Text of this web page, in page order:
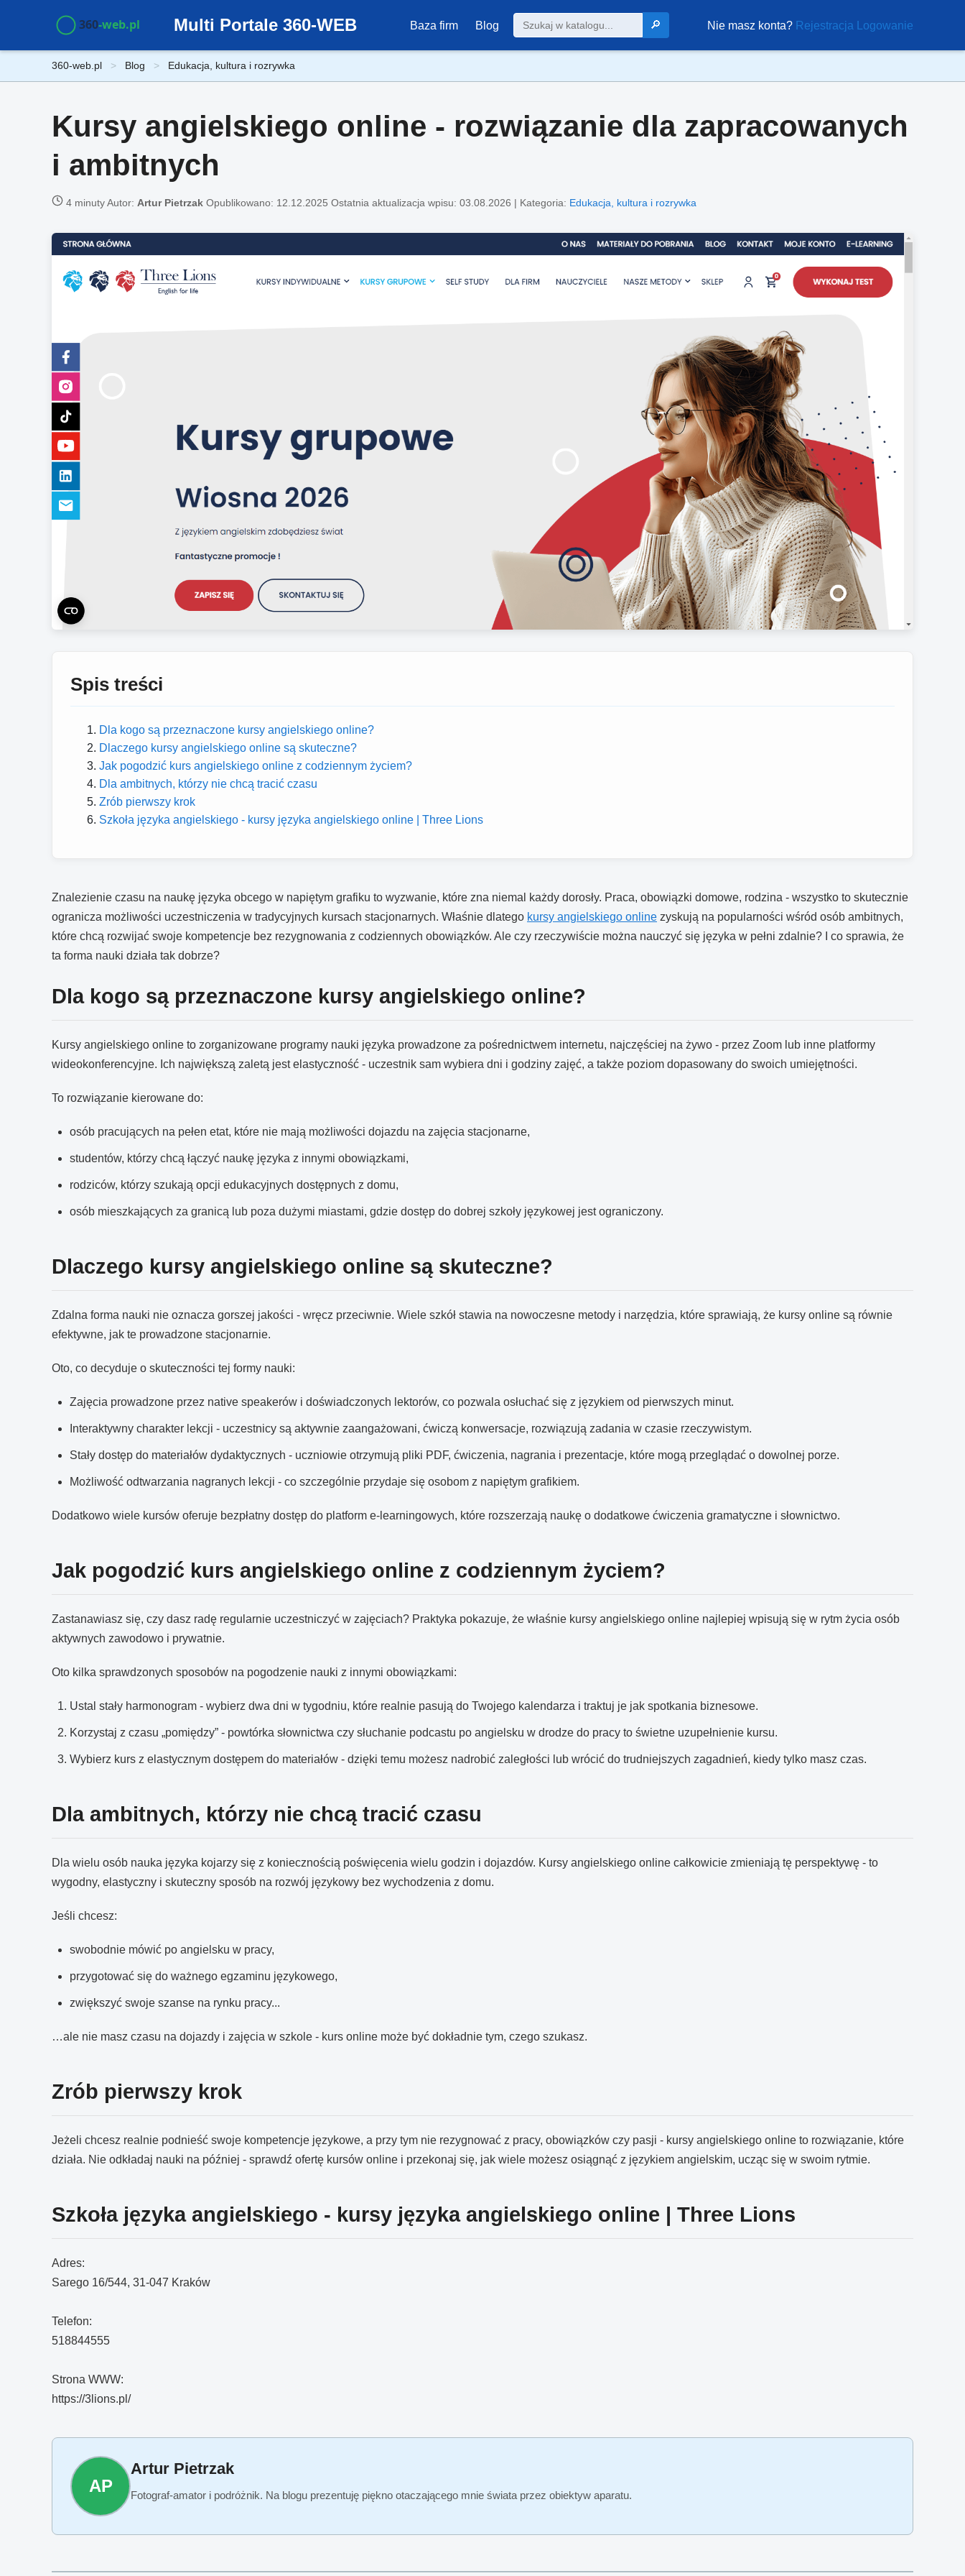
Multi Portale 360-WEB Baza firm Blog 🔎 Nie masz konta? Rejestracja Logowanie
360-web.pl Blog Edukacja, kultura i rozrywka
Kursy angielskiego online - rozwiązanie dla zapracowanych
i ambitnych
4 minutyAutor: Artur Pietrzak Opublikowano: 12.12.2025 Ostatnia aktualizacja wpisu: 03.08.2026 | Kategoria: Edukacja, kultura i rozrywka
Spis treści
Dla kogo są przeznaczone kursy angielskiego online?
Dlaczego kursy angielskiego online są skuteczne?
Jak pogodzić kurs angielskiego online z codziennym życiem?
Dla ambitnych, którzy nie chcą tracić czasu
Zrób pierwszy krok
Szkoła języka angielskiego - kursy języka angielskiego online | Three Lions
Znalezienie czasu na naukę języka obcego w napiętym grafiku to wyzwanie, które zna niemal każdy dorosły. Praca, obowiązki domowe, rodzina - wszystko to skutecznie
ogranicza możliwości uczestniczenia w tradycyjnych kursach stacjonarnych. Właśnie dlatego kursy angielskiego online zyskują na popularności wśród osób ambitnych,
które chcą rozwijać swoje kompetencje bez rezygnowania z codziennych obowiązków. Ale czy rzeczywiście można nauczyć się języka w pełni zdalnie? I co sprawia, że
ta forma nauki działa tak dobrze?
Dla kogo są przeznaczone kursy angielskiego online?
Kursy angielskiego online to zorganizowane programy nauki języka prowadzone za pośrednictwem internetu, najczęściej na żywo - przez Zoom lub inne platformy
wideokonferencyjne. Ich największą zaletą jest elastyczność - uczestnik sam wybiera dni i godziny zajęć, a także poziom dopasowany do swoich umiejętności.
To rozwiązanie kierowane do:
osób pracujących na pełen etat, które nie mają możliwości dojazdu na zajęcia stacjonarne,
studentów, którzy chcą łączyć naukę języka z innymi obowiązkami,
rodziców, którzy szukają opcji edukacyjnych dostępnych z domu,
osób mieszkających za granicą lub poza dużymi miastami, gdzie dostęp do dobrej szkoły językowej jest ograniczony.
Dlaczego kursy angielskiego online są skuteczne?
Zdalna forma nauki nie oznacza gorszej jakości - wręcz przeciwnie. Wiele szkół stawia na nowoczesne metody i narzędzia, które sprawiają, że kursy online są równie
efektywne, jak te prowadzone stacjonarnie.
Oto, co decyduje o skuteczności tej formy nauki:
Zajęcia prowadzone przez native speakerów i doświadczonych lektorów, co pozwala osłuchać się z językiem od pierwszych minut.
Interaktywny charakter lekcji - uczestnicy są aktywnie zaangażowani, ćwiczą konwersacje, rozwiązują zadania w czasie rzeczywistym.
Stały dostęp do materiałów dydaktycznych - uczniowie otrzymują pliki PDF, ćwiczenia, nagrania i prezentacje, które mogą przeglądać o dowolnej porze.
Możliwość odtwarzania nagranych lekcji - co szczególnie przydaje się osobom z napiętym grafikiem.
Dodatkowo wiele kursów oferuje bezpłatny dostęp do platform e-learningowych, które rozszerzają naukę o dodatkowe ćwiczenia gramatyczne i słownictwo.
Jak pogodzić kurs angielskiego online z codziennym życiem?
Zastanawiasz się, czy dasz radę regularnie uczestniczyć w zajęciach? Praktyka pokazuje, że właśnie kursy angielskiego online najlepiej wpisują się w rytm życia osób
aktywnych zawodowo i prywatnie.
Oto kilka sprawdzonych sposobów na pogodzenie nauki z innymi obowiązkami:
Ustal stały harmonogram - wybierz dwa dni w tygodniu, które realnie pasują do Twojego kalendarza i traktuj je jak spotkania biznesowe.
Korzystaj z czasu „pomiędzy” - powtórka słownictwa czy słuchanie podcastu po angielsku w drodze do pracy to świetne uzupełnienie kursu.
Wybierz kurs z elastycznym dostępem do materiałów - dzięki temu możesz nadrobić zaległości lub wrócić do trudniejszych zagadnień, kiedy tylko masz czas.
Dla ambitnych, którzy nie chcą tracić czasu
Dla wielu osób nauka języka kojarzy się z koniecznością poświęcenia wielu godzin i dojazdów. Kursy angielskiego online całkowicie zmieniają tę perspektywę - to
wygodny, elastyczny i skuteczny sposób na rozwój językowy bez wychodzenia z domu.
Jeśli chcesz:
swobodnie mówić po angielsku w pracy,
przygotować się do ważnego egzaminu językowego,
zwiększyć swoje szanse na rynku pracy...
…ale nie masz czasu na dojazdy i zajęcia w szkole - kurs online może być dokładnie tym, czego szukasz.
Zrób pierwszy krok
Jeżeli chcesz realnie podnieść swoje kompetencje językowe, a przy tym nie rezygnować z pracy, obowiązków czy pasji - kursy angielskiego online to rozwiązanie, które
działa. Nie odkładaj nauki na później - sprawdź ofertę kursów online i przekonaj się, jak wiele możesz osiągnąć z językiem angielskim, ucząc się w swoim rytmie.
Szkoła języka angielskiego - kursy języka angielskiego online | Three Lions
Adres:
Sarego 16/544, 31-047 Kraków
Telefon:
518844555
Strona WWW:
https://3lions.pl/
AP
Artur Pietrzak
Fotograf-amator i podróżnik. Na blogu prezentuję piękno otaczającego mnie świata przez obiektyw aparatu.